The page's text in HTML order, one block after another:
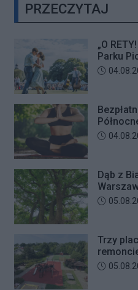
zostanie
PRZECZYTAJ
„O
Parku
Data
Data
Dąb z
Data
Trzy
Data